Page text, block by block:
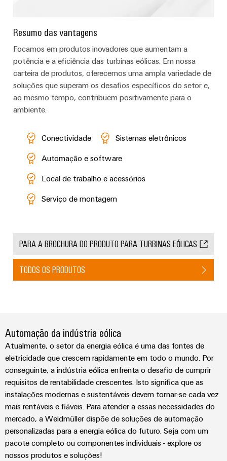
Resumo das vantagens
Focamos em produtos inovadores que aumentam a
potência e a eficiência das turbinas eólicas. Em nossa
carteira de produtos, oferecemos uma ampla variedade de
soluções que superam os desafios específicos do setor e,
ao mesmo tempo, contribuem positivamente para o
ambiente.
Conectividade
Sistemas eletrônicos
Automação e software
Local de trabalho e acessórios
Serviço de montagem
PARA A BROCHURA DO PRODUTO PARA TURBINAS EÓLICAS
TODOS OS PRODUTOS
Automação da indústria eólica
Atualmente, o setor da energia eólica é uma das fontes de
eletricidade que crescem rapidamente em todo o mundo. Por
conseguinte, a indústria eólica enfrenta o desafio de cumprir
requisitos de rentabilidade crescentes. Isto significa que as
instalações modernas e sustentáveis devem tornar-se cada vez
mais rentáveis e fiáveis. Para atender a essas necessidades do
mercado, a Weidmüller dispõe de soluções de automação
personalizadas para a energia eólica do futuro. Seja com um
pacote completo ou componentes individuais - explore os
nossos produtos e soluções!